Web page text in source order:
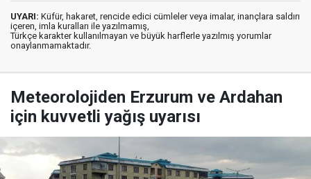
UYARI: Küfür, hakaret, rencide edici cümleler veya imalar, inançlara saldırı
içeren, imla kuralları ile yazılmamış,
Türkçe karakter kullanılmayan ve büyük harflerle yazılmış yorumlar
onaylanmamaktadır.
Meteorolojiden Erzurum ve Ardahan
için kuvvetli yağış uyarısı